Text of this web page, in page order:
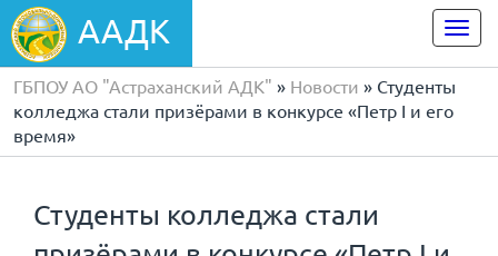
ААДК
ГБПОУ АО "Астраханский АДК" » Новости » Студенты
колледжа стали призёрами в конкурсе «Петр I и его
время»
Студенты колледжа стали